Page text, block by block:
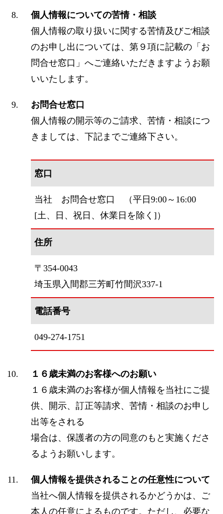
個人情報についての苦情・相談
個人情報の取り扱いに関する苦情及びご相談
のお申し出については、第９項に記載の「お
問合せ窓口」へご連絡いただきますようお願
いいたします。
お問合せ窓口
個人情報の開示等のご請求、苦情・相談につ
きましては、下記までご連絡下さい。
窓口
当社 お問合せ窓口 （平日9:00～16:00
[土、日、祝日、休業日を除く]）
住所
〒354-0043
埼玉県入間郡三芳町竹間沢337-1
電話番号
049-274-1751
１６歳未満のお客様へのお願い
１６歳未満のお客様が個人情報を当社にご提
供、開示、訂正等請求、苦情・相談のお申し
出等をされる
場合は、保護者の方の同意のもと実施くださ
るようお願いします。
個人情報を提供されることの任意性について
当社へ個人情報を提供されるかどうかは、ご
本人の任意によるものです。ただし、必要な